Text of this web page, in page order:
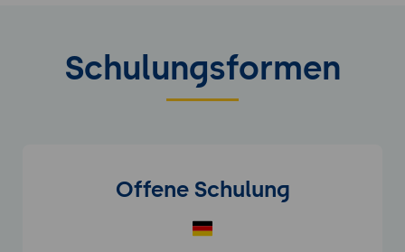
Schulungsformen
Offene Schulung